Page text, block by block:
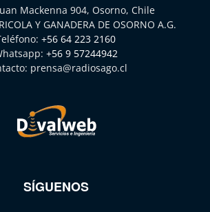
Mackenna 904, Osorno, Chile
Y GANADERA DE OSORNO A.G.
+56 64 223 2160
+56 9 57244942
prensa@radiosago.cl
SÍGUENOS